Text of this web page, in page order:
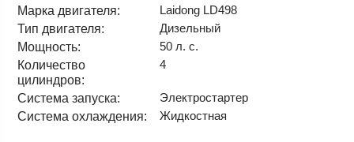
Марка двигателя:
Laidong LD498
Тип двигателя:
Дизельный
Мощность:
50 л. с.
Количество
цилиндров:
4
Система запуска:
Электростартер
Система охлаждения:
Жидкостная